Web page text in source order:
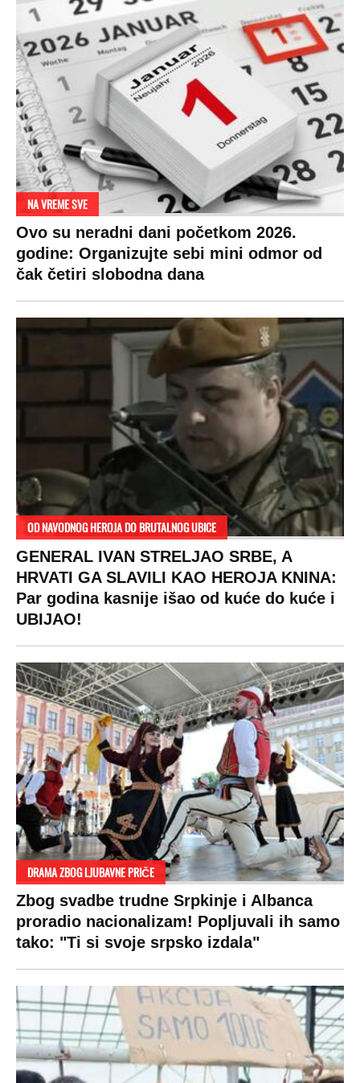
NA VREME SVE
Ovo su neradni dani početkom 2026.
godine: Organizujte sebi mini odmor od
čak četiri slobodna dana
OD NAVODNOG HEROJA DO BRUTALNOG UBICE
GENERAL IVAN STRELJAO SRBE, A
HRVATI GA SLAVILI KAO HEROJA KNINA:
Par godina kasnije išao od kuće do kuće i
UBIJAO!
DRAMA ZBOG LJUBAVNE PRIČE
Zbog svadbe trudne Srpkinje i Albanca
proradio nacionalizam! Popljuvali ih samo
tako: "Ti si svoje srpsko izdala"